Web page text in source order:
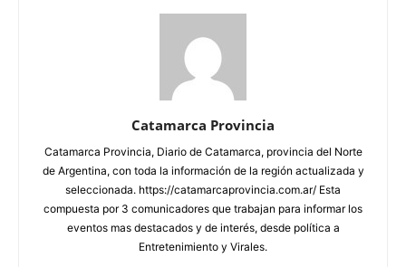
Catamarca Provincia
Catamarca Provincia, Diario de Catamarca, provincia del Norte
de Argentina, con toda la información de la región actualizada y
seleccionada. https://catamarcaprovincia.com.ar/ Esta
compuesta por 3 comunicadores que trabajan para informar los
eventos mas destacados y de interés, desde política a
Entretenimiento y Virales.